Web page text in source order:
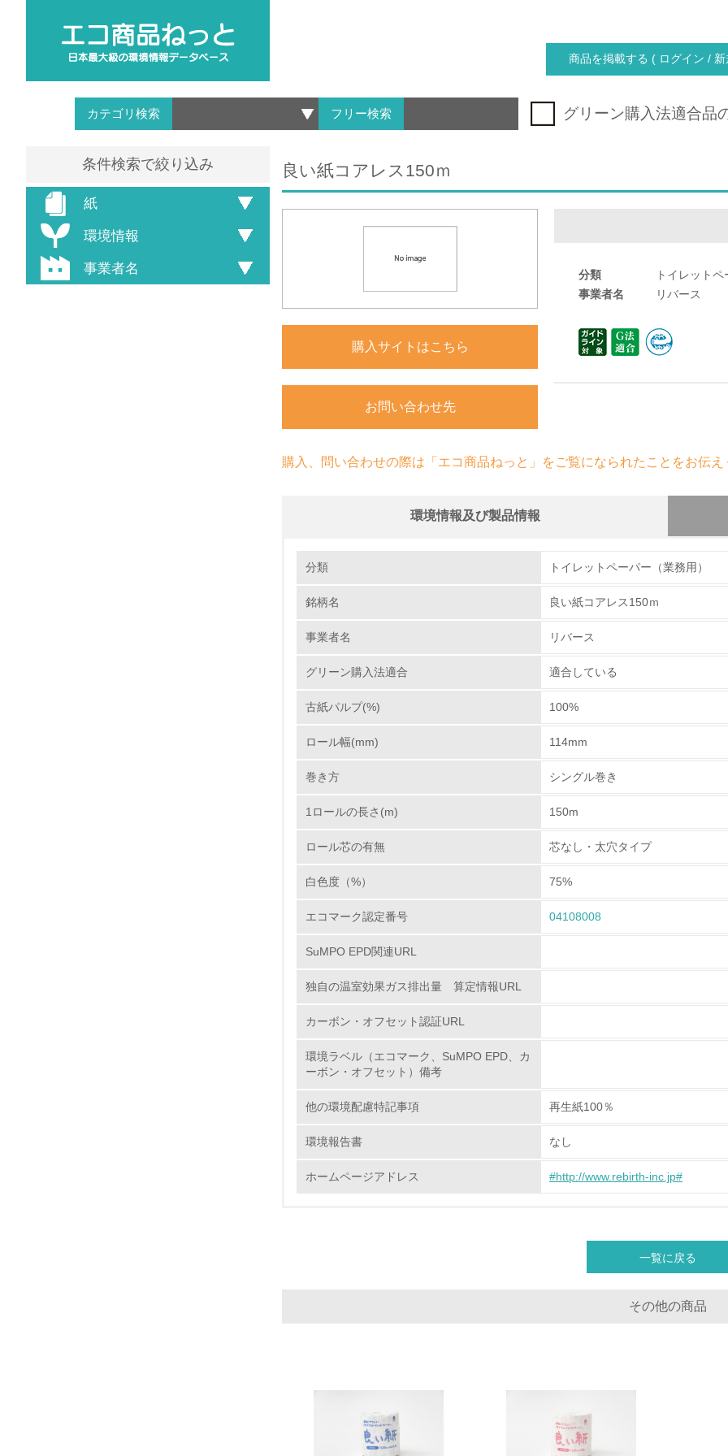
商品を掲載する ( ログイン / 新
カテゴリ検索 フリー検索 グリーン購入法適合品
条件検索で絞り込み
紙
環境情報
事業者名
良い紙コアレス150ｍ
購入サイトはこちら
お問い合わせ先
分類
トイレットペ
事業者名
リバース
購入、問い合わせの際は「エコ商品ねっと」をご覧になられたことをお伝え
環境情報及び製品情報
1.環境取り組み体制
No.
5. 環境取り組み体制と成果を定期的に検証して次の活動に活かして
6. 従業員が環境方針に基づいて自分の業務の中で行うべき環境対
7. 環境活動に関する規格やプログラムを導入している
8. 第三者認証を取得している
2.環境への取り組み
No.
環境配慮型製品・サービスの
<L1> 環境配慮型製品・サービスの製造・販売を積極的に行って
<L1> グリーン購入の取り組み方針を有し、グリーン購入を行っ
分類 トイレットペーパー（業務用）
銘柄名 良い紙コアレス150ｍ
事業者名 リバース
グリーン購入法適合 適合している
古紙パルプ(%) 100%
ロール幅(mm) 114mm
巻き方 シングル巻き
1ロールの長さ(m) 150m
ロール芯の有無 芯なし・太穴タイプ
白色度（%） 75%
エコマーク認定番号 04108008
SuMPO EPD関連URL
独自の温室効果ガス排出量 算定情報URL
カーボン・オフセット認証URL
環境ラベル（エコマーク、SuMPO EPD、カ
ーボン・オフセット）備考
他の環境配慮特記事項 再生紙100％
環境報告書 なし
ホームページアドレス #http://www.rebirth-inc.jp#
一覧に戻る
その他の商品